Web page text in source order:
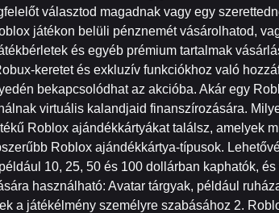
választod magadnak vagy egy
játékon belüli pénznemét vásárolhatod,
és egyéb prémium tartalmak
keretet és exkluzív funkciókhoz való
bekapcsolódhat az akcióba. Akár egy
virtuális kalandjaid finanszírozására.
Roblox ajándékkártyákat találsz, amelyek
Roblox ajándékkártya-típusok.
10, 25, 50 és 100 dollárban kaphatók,
használható: Avatar tárgyak, például
a játékélmény személyre szabásához 2.